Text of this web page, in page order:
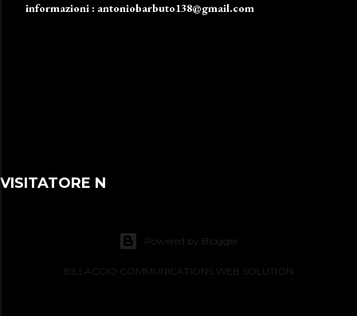
informazioni : antoniobarbuto138@gmail.com
VISITATORE N
Powered by Blogger
BILLACCIO COMMUNICATIONS WEB SOLUTION